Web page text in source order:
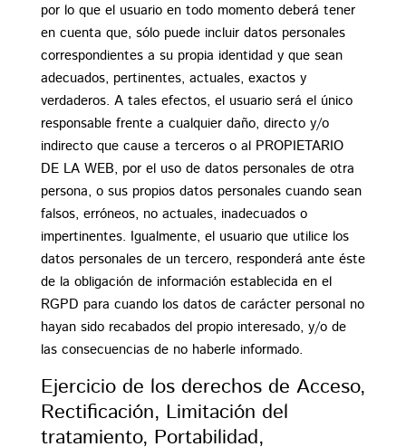
por lo que el usuario en todo momento deberá tener
en cuenta que, sólo puede incluir datos personales
correspondientes a su propia identidad y que sean
adecuados, pertinentes, actuales, exactos y
verdaderos. A tales efectos, el usuario será el único
responsable frente a cualquier daño, directo y/o
indirecto que cause a terceros o al PROPIETARIO
DE LA WEB, por el uso de datos personales de otra
persona, o sus propios datos personales cuando sean
falsos, erróneos, no actuales, inadecuados o
impertinentes. Igualmente, el usuario que utilice los
datos personales de un tercero, responderá ante éste
de la obligación de información establecida en el
RGPD para cuando los datos de carácter personal no
hayan sido recabados del propio interesado, y/o de
las consecuencias de no haberle informado.
Ejercicio de los derechos de Acceso,
Rectificación, Limitación del
tratamiento, Portabilidad,